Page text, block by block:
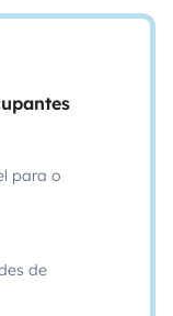
para o
de